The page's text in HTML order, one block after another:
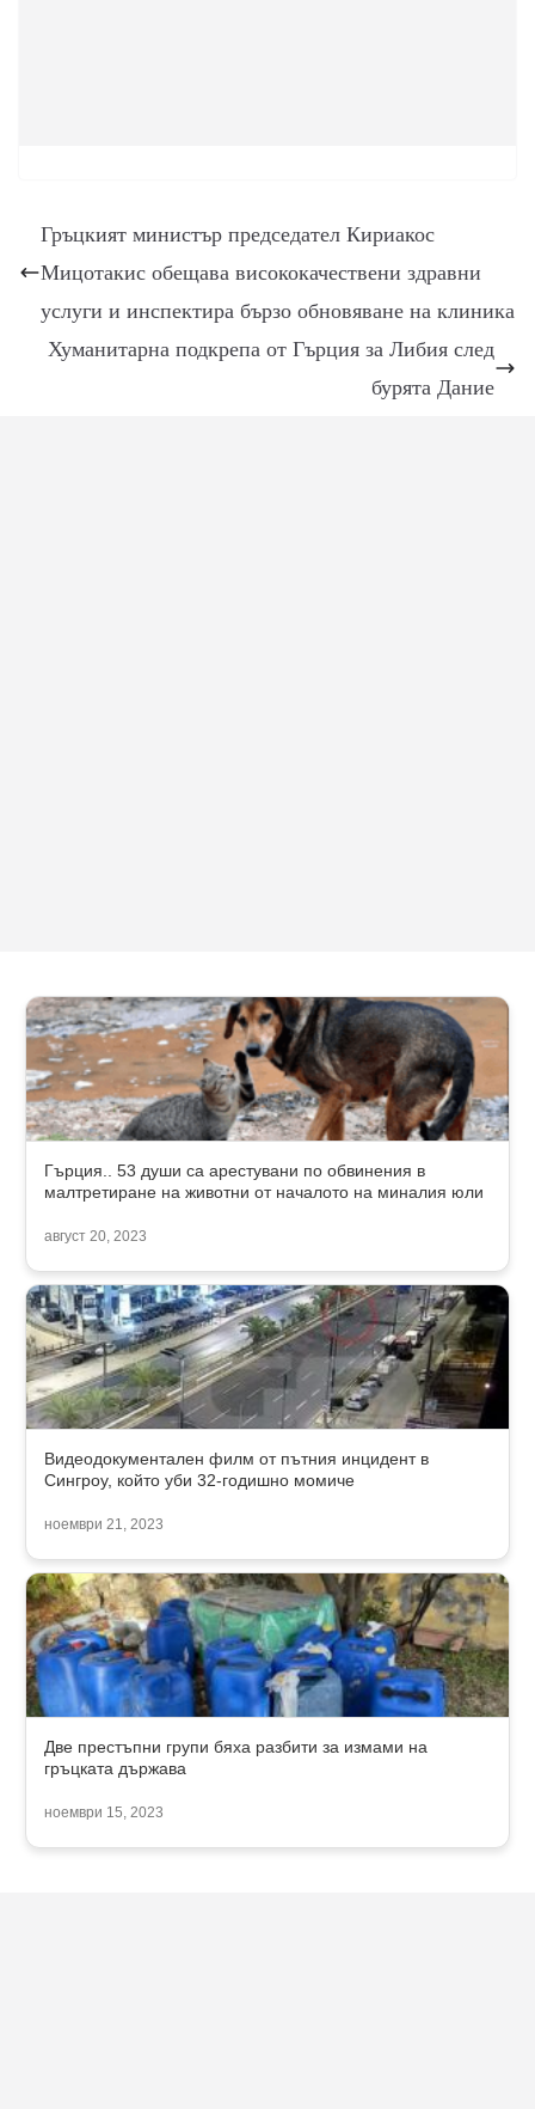
Гръцкият министър председател Кириакос
Мицотакис обещава висококачествени здравни
услуги и инспектира бързо обновяване на клиника
Хуманитарна подкрепа от Гърция за Либия след
бурята Дание
Гърция.. 53 души са арестувани по обвинения в
малтретиране на животни от началото на миналия юли
август 20, 2023
Видеодокументален филм от пътния инцидент в
Сингроу, който уби 32-годишно момиче
ноември 21, 2023
Две престъпни групи бяха разбити за измами на
гръцката държава
ноември 15, 2023